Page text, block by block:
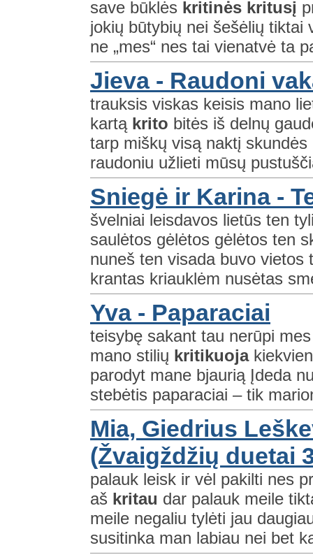
save būklės kritinės kritusį
jokių būtybių nei šešėlių tiktai
ne „mes“ nes tai vienatvė ta
Jieva - Raudoni
trauksis viskas keisis mano
kartą krito bitės iš delnų
tarp miškų visą naktį
raudoniu užlieti mūsų
Sniegė ir Karina -
švelniai leisdavos lietūs ten
saulėtos gėlėtos gėlėtos ten
nuneš ten visada buvo vietos
krantas kriauklėm nusėtas
Yva - Paparaciai
teisybę sakant tau nerūpi
mano stilių kritikuoja
parodyt mane bjaurią Įdeda
stebėtis paparaciai – tik
Mia, Giedrius
(Žvaigždžių duetai
palauk leisk ir vėl pakilti nes
aš kritau dar palauk meile
meile negaliu tylėti jau
susitinka man labiau nei bet